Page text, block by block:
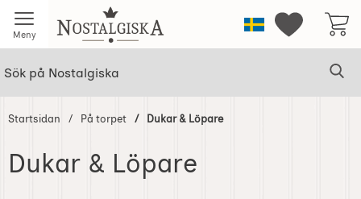
Meny Startsidan för NostalgiskaSverigeMina
Startsidan På torpet Dukar & Löpare
Dukar & Löpare